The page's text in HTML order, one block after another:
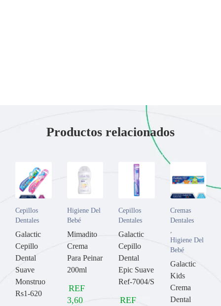
Productos relacionados
Cepillos
Dentales
Galactic
Cepillo
Dental
Suave
Monstruo
Rs1-620
Higiene Del
Bebé
Mimadito
Crema
Para Peinar
200ml
REF
3,60
Cepillos
Dentales
Galactic
Cepillo
Dental
Epic Suave
Ref-7004/S
REF
Cremas
Dentales
Higiene Del
Bebé
Galactic
Kids
Crema
Dental